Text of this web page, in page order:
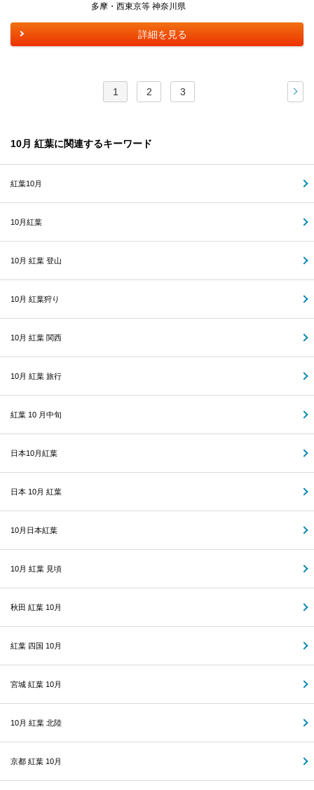
多摩・西東京等 神奈川県
詳細を見る
1 2 3
10月 紅葉に関連するキーワード
紅葉10月
10月紅葉
10月 紅葉 登山
10月 紅葉狩り
10月 紅葉 関西
10月 紅葉 旅行
紅葉 10 月中旬
日本10月紅葉
日本 10月 紅葉
10月日本紅葉
10月 紅葉 見頃
秋田 紅葉 10月
紅葉 四国 10月
宮城 紅葉 10月
10月 紅葉 北陸
京都 紅葉 10月